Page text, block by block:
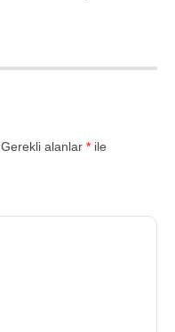
Gerekli alanlar * ile